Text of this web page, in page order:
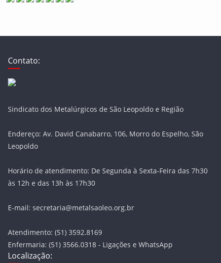
Contato:
Sindicato dos Metalúrgicos de São Leopoldo e Região
Endereço: Av. David Canabarro, 106, Morro do Espelho, São
Leopoldo
Horário de atendimento: De Segunda à Sexta-Feira das 7h30
às 12h e das 13h às 17h30
E-mail: secretaria@metalsaoleo.org.br
Atendimento: (51) 3592.8169
Enfermaria: (51) 3566.0318 - Ligações e WhatsApp
Localização: